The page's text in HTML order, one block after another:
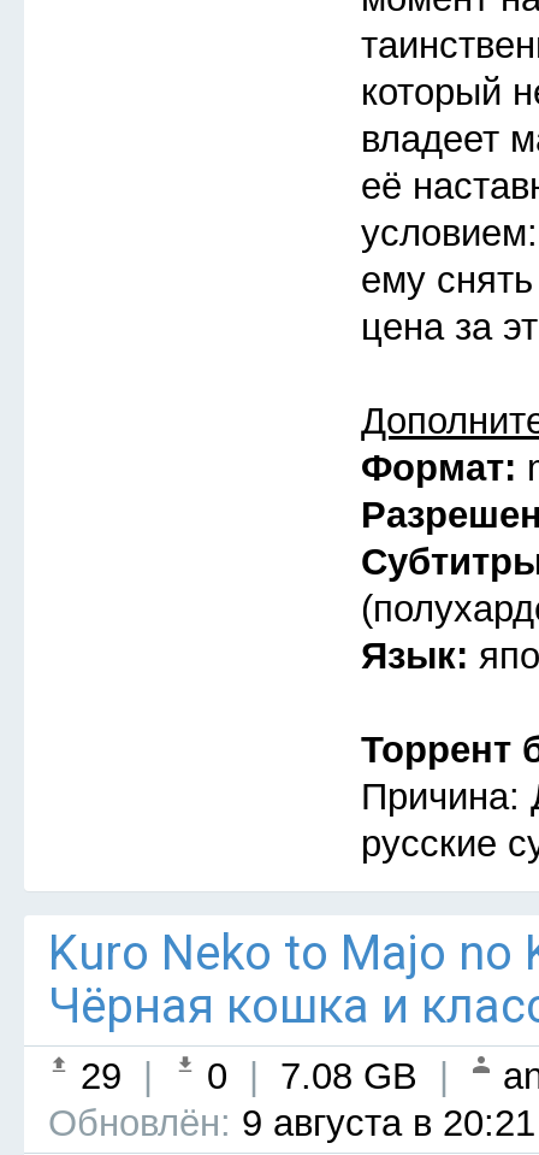
который
владеет
её
ему
цена за
Формат:
Язык:
Торрент
Причина:
русские
Kuro Neko to Majo no
Чёрная кошка и
29 0 7.08 GB
Обновлён: 9 августа в 20:21